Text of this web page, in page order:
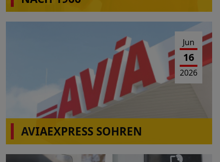
Jun
16
2026
AVIAEXPRESS SOHREN
Einschränkungen Tankbetrieb am 23.06.2026 von